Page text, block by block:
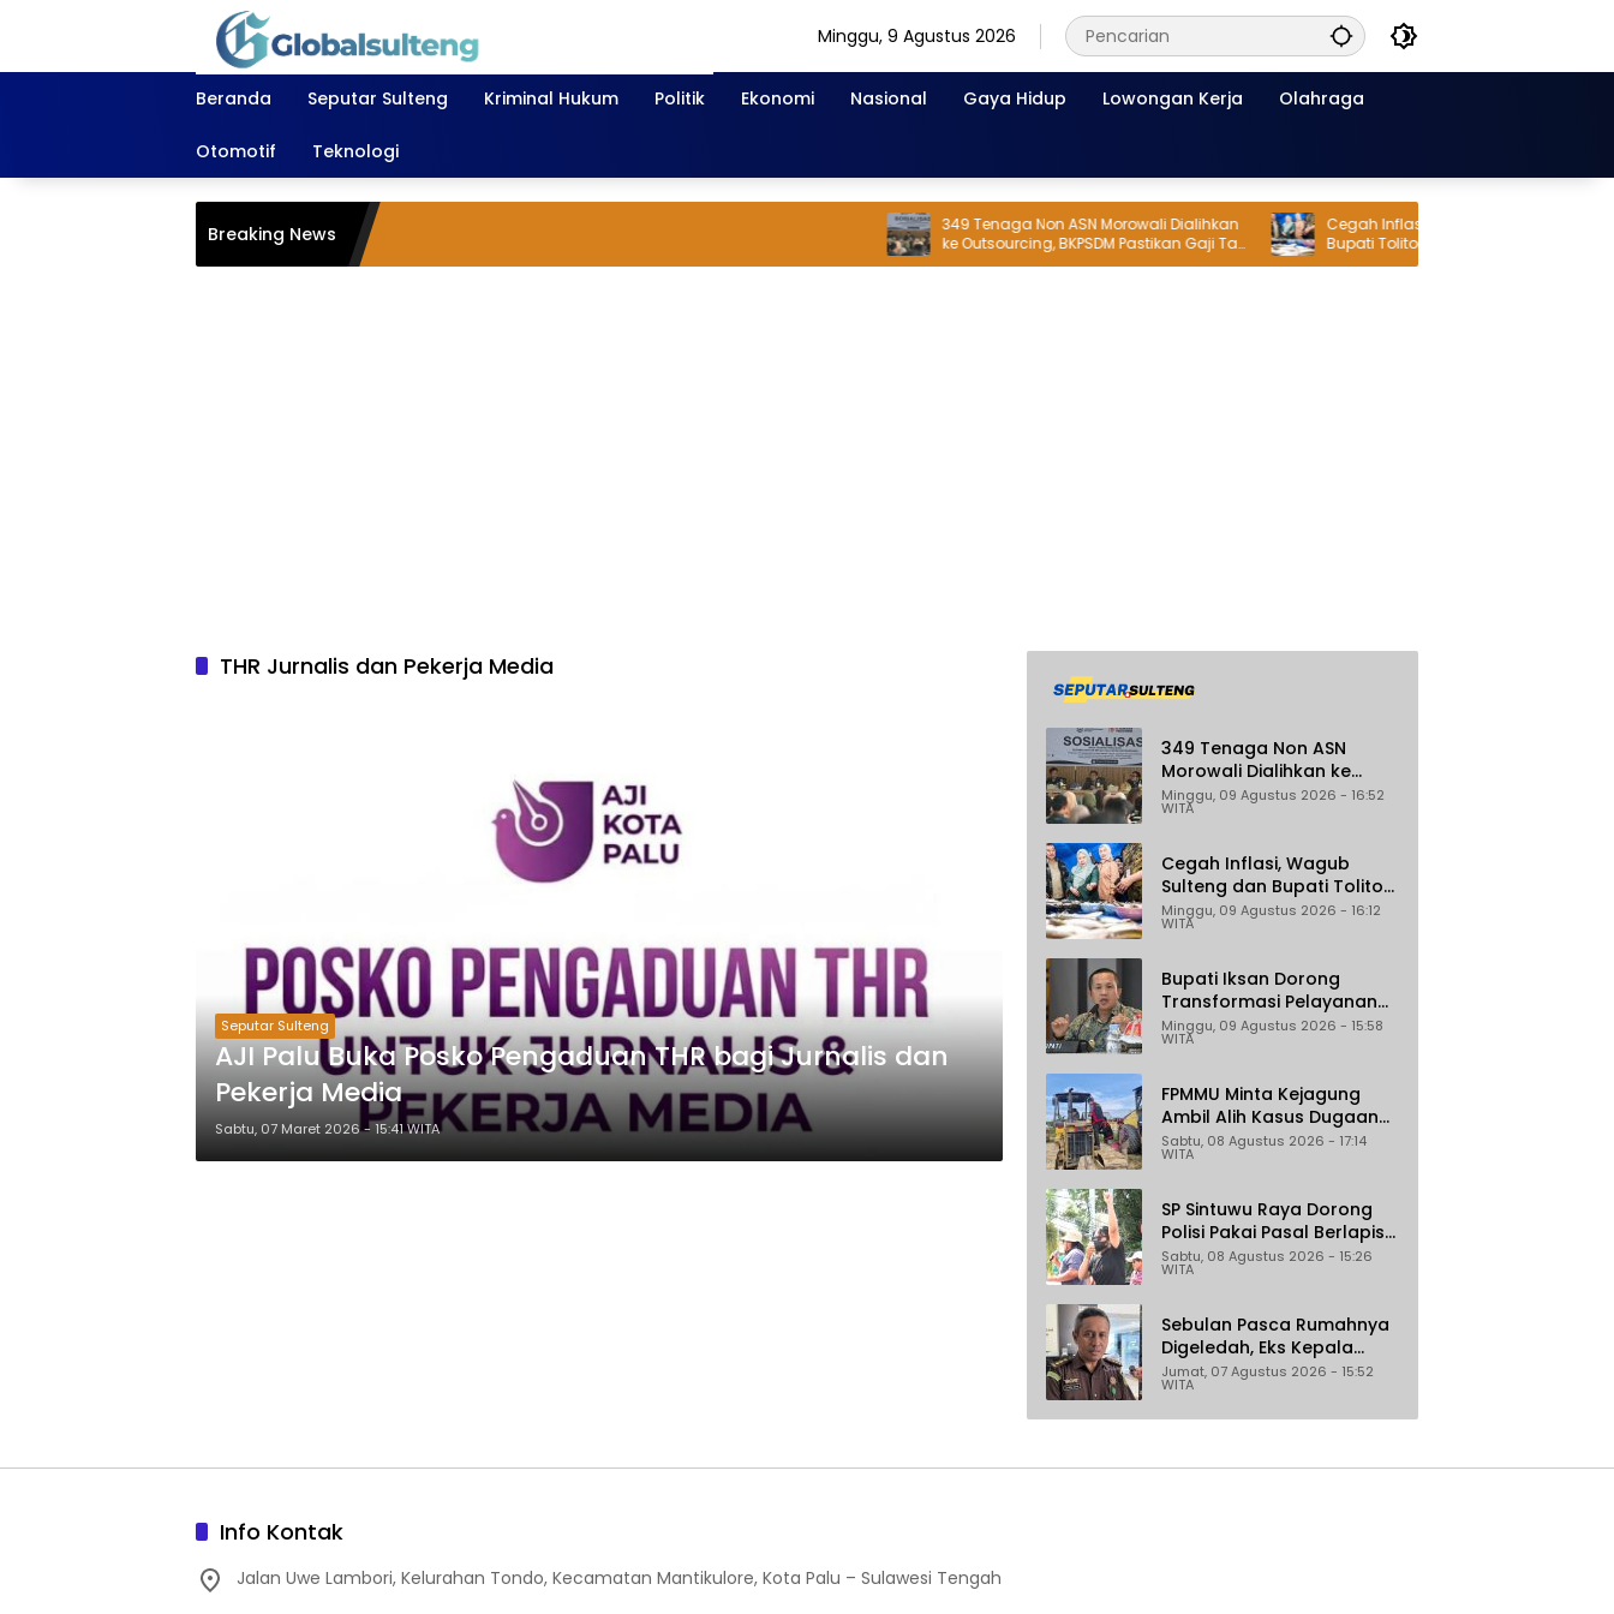
Minggu, 9 Agustus 2026
Beranda Seputar Sulteng Kriminal Hukum Politik Ekonomi Nasional Gaya Hidup Lowongan Kerja Olahraga
Otomotif Teknologi
Breaking News
349 Tenaga Non ASN Morowali Dialihkan
ke Outsourcing, BKPSDM Pastikan Gaji Tak
Berubah dan Dapat THR
Cegah Inflasi, Wagub Sulteng dan
Bupati Tolitoli Sidak Pasar Susumbolan
THR Jurnalis dan Pekerja Media
Seputar Sulteng
AJI Palu Buka Posko Pengaduan THR bagi Jurnalis dan
Pekerja Media
Sabtu, 07 Maret 2026 - 15:41 WITA
349 Tenaga Non ASN
Morowali Dialihkan ke
Outsourcing, BKPSDM
Pastikan Gaji Tak Berubah
Minggu, 09 Agustus 2026 - 16:52
WITA
Cegah Inflasi, Wagub
Sulteng dan Bupati Tolitoli
Sidak Pasar Susumbolan
Minggu, 09 Agustus 2026 - 16:12
WITA
Bupati Iksan Dorong
Transformasi Pelayanan
Kesehatan di RSUD
Morowali
Minggu, 09 Agustus 2026 - 15:58
WITA
FPMMU Minta Kejagung
Ambil Alih Kasus Dugaan
Korupsi PT RAS di Morowali
Utara
Sabtu, 08 Agustus 2026 - 17:14
WITA
SP Sintuwu Raya Dorong
Polisi Pakai Pasal Berlapis
Jerat Oknum ASN Poso
Terlibat Dugaan
Beradik
Sabtu, 08 Agustus 2026 - 15:26
WITA
Sebulan Pasca Rumahnya
Digeledah, Eks Kepala
Bapenda Donggala Jadi
Tersangka Dugaan
Korupsi Pemungutan Pajak
Jumat, 07 Agustus 2026 - 15:52
WITA
Info Kontak
Jalan Uwe Lambori, Kelurahan Tondo, Kecamatan Mantikulore, Kota Palu – Sulawesi Tengah